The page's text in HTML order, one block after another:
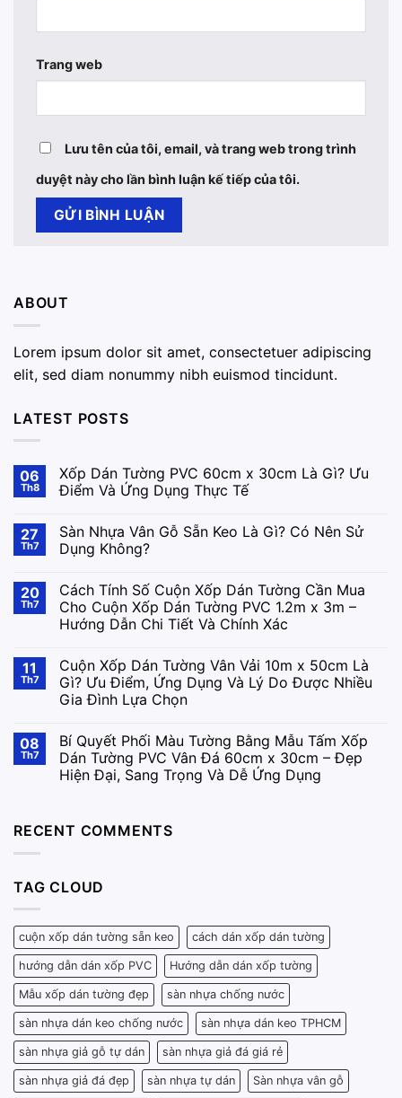
Trang web
Lưu tên của tôi, email, và trang web trong trình
duyệt này cho lần bình luận kế tiếp của tôi.
ABOUT
Lorem ipsum dolor sit amet, consectetuer adipiscing
elit, sed diam nonummy nibh euismod tincidunt.
LATEST POSTS
06
Th8
Xốp Dán Tường PVC 60cm x 30cm Là Gì? Ưu
Điểm Và Ứng Dụng Thực Tế
27
Th7
Sàn Nhựa Vân Gỗ Sẵn Keo Là Gì? Có Nên Sử
Dụng Không?
20
Th7
Cách Tính Số Cuộn Xốp Dán Tường Cần Mua
Cho Cuộn Xốp Dán Tường PVC 1.2m x 3m –
Hướng Dẫn Chi Tiết Và Chính Xác
11
Th7
Cuộn Xốp Dán Tường Vân Vải 10m x 50cm Là
Gì? Ưu Điểm, Ứng Dụng Và Lý Do Được Nhiều
Gia Đình Lựa Chọn
08
Th7
Bí Quyết Phối Màu Tường Bằng Mẫu Tấm Xốp
Dán Tường PVC Vân Đá 60cm x 30cm – Đẹp
Hiện Đại, Sang Trọng Và Dễ Ứng Dụng
RECENT COMMENTS
TAG CLOUD
cuộn xốp dán tường sẵn keo cách dán xốp dán tường
hướng dẫn dán xốp PVC Hướng dẫn dán xốp tường
Mẫu xốp dán tường đẹp sàn nhựa chống nước
sàn nhựa dán keo chống nước sàn nhựa dán keo TPHCM
sàn nhựa giả gỗ tự dán sàn nhựa giả đá giá rẻ
sàn nhựa giả đá đẹp sàn nhựa tự dán Sàn nhựa vân gỗ